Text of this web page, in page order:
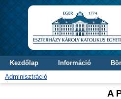
Kezdőlap Információ
Adminisztráció
A